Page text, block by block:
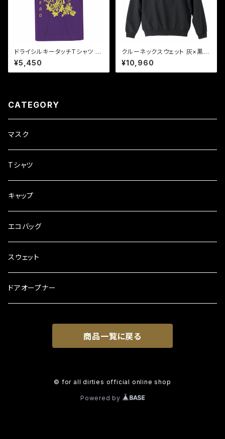
ドライシルキータッチTシャツ 黄
×紫 "the key"
¥5,450
クルーネックスウェット 灰×黒1
"time to peace"
¥10,960
CATEGORY
マスク
Tシャツ
キャップ
エコバッグ
スウェット
ドアオープナー
商品一覧に戻る
© for all dirties official online shop
Powered by